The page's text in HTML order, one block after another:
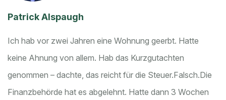
Patrick Alspaugh
Ich hab vor zwei Jahren eine Wohnung geerbt. Hatte
keine Ahnung von allem. Hab das Kurzgutachten
genommen – dachte, das reicht für die Steuer.Falsch.Die
Finanzbehörde hat es abgelehnt. Hatte dann 3 Wochen